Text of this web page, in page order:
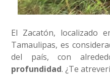
El Zacatón, localizado
Tamaulipas, es
del país, con
profundidad. ¿Te